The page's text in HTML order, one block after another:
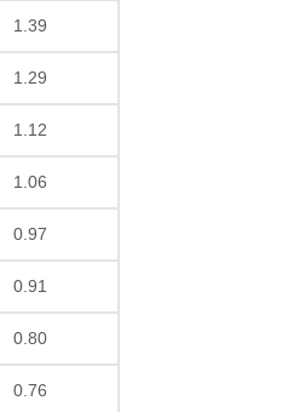
1.39
1.29
1.12
1.06
0.97
0.91
0.80
0.76